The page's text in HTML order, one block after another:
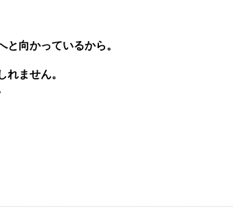
向かっているから。
ません。